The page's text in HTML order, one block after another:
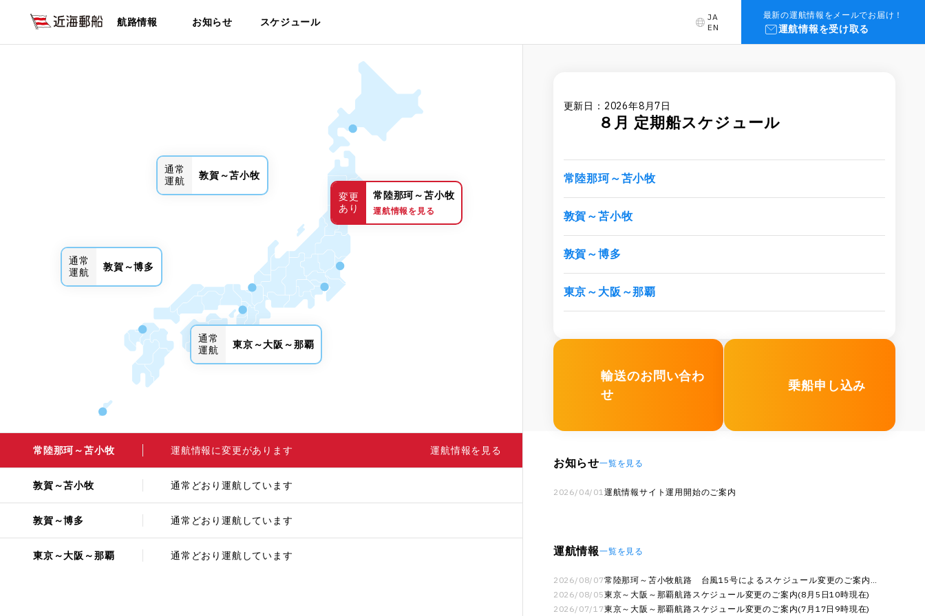
航路情報 お知らせ スケジュール
JA
EN
最新の運航情報をメールでお届け！
運航情報を受け取る
変更
あり
常陸那珂～苫小牧
運航情報を見る
通常
運航
敦賀～苫小牧
通常
運航
敦賀～博多
通常
運航
東京～大阪～那覇
常陸那珂～苫小牧 運航情報に変更があります 運航情報を見る
敦賀～苫小牧 通常どおり運航しています
敦賀～博多 通常どおり運航しています
東京～大阪～那覇 通常どおり運航しています
更新日：2026年8月7日
８月 定期船スケジュール
常陸那珂～苫小牧
敦賀～苫小牧
敦賀～博多
東京～大阪～那覇
輸送のお問い合わ
せ
乗船申し込み
お知らせ一覧を見る
2026/04/01運航情報サイト運用開始のご案内
運航情報一覧を見る
2026/08/07常陸那珂～苫小牧航路 台風15号によるスケジュール変更のご案内(8
月8日12…
2026/08/05東京～大阪～那覇航路スケジュール変更のご案内(8月5日10時現在)
2026/07/17東京～大阪～那覇航路スケジュール変更のご案内(7月17日9時現在)